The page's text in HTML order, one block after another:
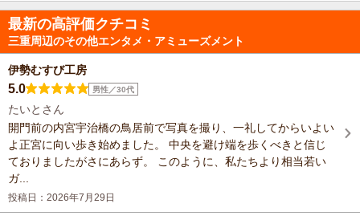
最新の高評価クチコミ
三重周辺のその他エンタメ・アミューズメント
伊勢むすび工房
5.0 男性／30代
たいとさん
開門前の内宮宇治橋の鳥居前で写真を撮り、一礼してからいよい
よ正宮に向い歩き始めました。 中央を避け端を歩くべきと信じ
ておりましたがさにあらず。 このように、私たちより相当若い
ガ...
投稿日：2026年7月29日